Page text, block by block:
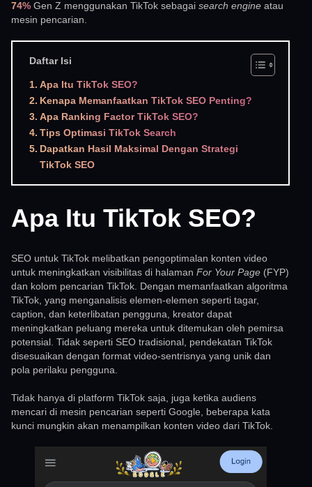
74% Gen Z menggunakan TikTok sebagai search engine atau
mesin pencarian.
Daftar Isi
Apa Itu TikTok SEO?
Kenapa Memanfaatkan TikTok SEO Penting?
Apa Ranking Factor TikTok SEO?
Tips Optimasi TikTok Search
Dapatkan Hasil Maksimal Dengan Strategi
TikTok SEO
Apa Itu TikTok SEO?
SEO untuk TikTok melibatkan pengoptimalan konten video
untuk meningkatkan visibilitas di halaman For Your Page (FYP)
dan kolom pencarian TikTok. Dengan memanfaatkan algoritma
TikTok, yang menganalisis elemen-elemen seperti tagar,
caption, dan keterlibatan pengguna, kreator dapat
meningkatkan peluang mereka untuk ditemukan oleh pemirsa
potensial. Tidak seperti SEO tradisional, pendekatan TikTok
disesuaikan dengan format video-sentrisnya yang unik dan
pola perilaku pengguna.
Tidak hanya di platform TikTok saja, juga ketika audiens
mencari di mesin pencarian seperti Google, beberapa kata
kunci mungkin akan menampilkan konten video dari TikTok.